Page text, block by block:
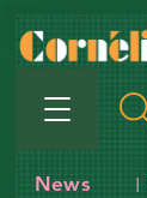
News I